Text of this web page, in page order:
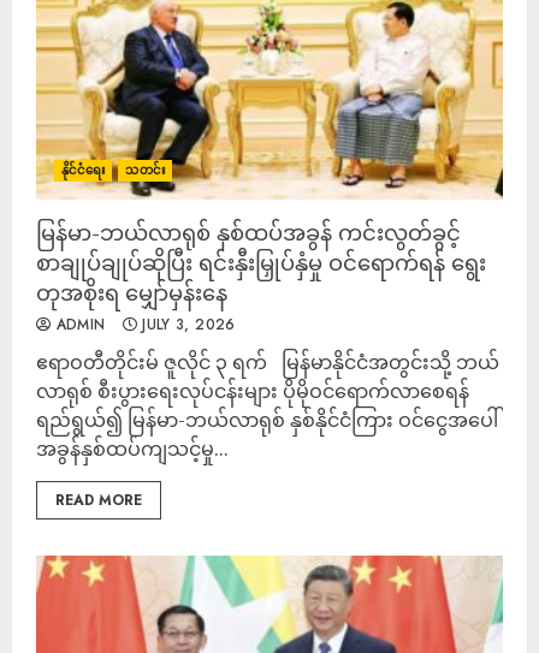
နိုင်ငံရေး သတင်း
မြန်မာ-ဘယ်လာရုစ် နှစ်ထပ်အခွန် ကင်းလွတ်ခွင့်
စာချုပ်ချုပ်ဆိုပြီး ရင်းနှီးမြှုပ်နှံမှု ဝင်ရောက်ရန် ရွေး
တုအစိုးရ မျှော်မှန်းနေ
ADMIN JULY 3, 2026
ဧရာဝတီတိုင်းမ် ဇူလိုင် ၃ ရက် မြန်မာနိုင်ငံအတွင်းသို့ ဘယ်
လာရုစ် စီးပွားရေးလုပ်ငန်းများ ပိုမိုဝင်ရောက်လာစေရန်
ရည်ရွယ်၍ မြန်မာ-ဘယ်လာရုစ် နှစ်နိုင်ငံကြား ဝင်ငွေအပေါ်
အခွန်နှစ်ထပ်ကျသင့်မှု...
READ MORE